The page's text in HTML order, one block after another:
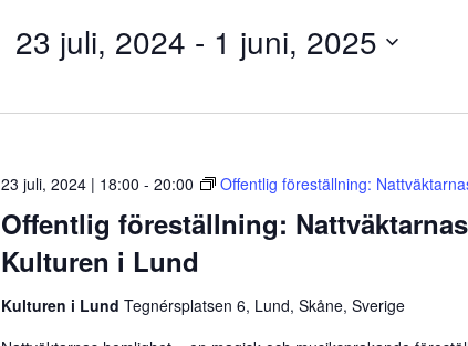
23 juli, 2024 - 1 juni, 2025
Offentlig föreställning:
Kulturen i Lund
23 juli, 2024 | 18:00 - 20:00 Offentlig föreställning:
Kulturen i Lund Tegnérsplatsen 6, Lund, Skåne, Sverige